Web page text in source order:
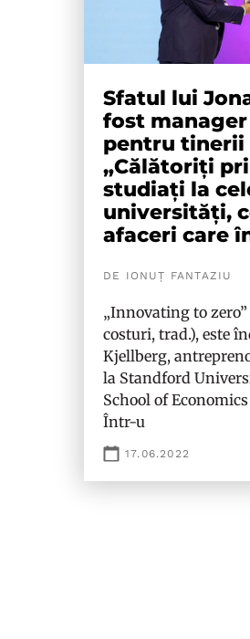
Sfatul lui
fost manager
pentru tinerii
„Călătoriți
studiați la
universități,
afaceri care
DE IONUȚ FANTAZIU
„Innovating to
costuri, trad.), este
Kjellberg,
la Standford
School of
Într-u
17.06.2022